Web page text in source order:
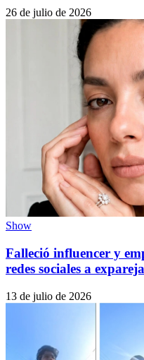
26 de julio de 2026
Show
Falleció influencer y
redes sociales a
13 de julio de 2026